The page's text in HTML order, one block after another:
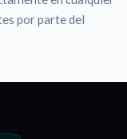
por parte del